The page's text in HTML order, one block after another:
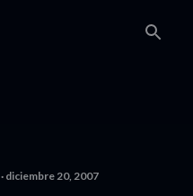
diciembre 20, 2007